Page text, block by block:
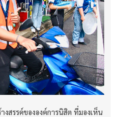
งสรรค์ขององค์การนิสิต ที่มองเห็น